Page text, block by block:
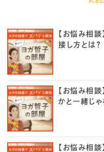
【お悩み相談
接し方とは？
【お悩み相談
かと一緒じゃ
【お悩み相